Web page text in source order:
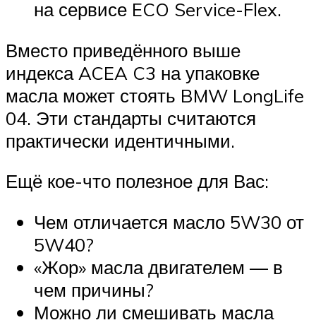
на сервисе ECO Service-Flex.
Вместо приведённого выше
индекса ACEA C3 на упаковке
масла может стоять BMW LongLife
04. Эти стандарты считаются
практически идентичными.
Ещё кое-что полезное для Вас:
Чем отличается масло 5W30 от
5W40?
«Жор» масла двигателем — в
чем причины?
Можно ли смешивать масла